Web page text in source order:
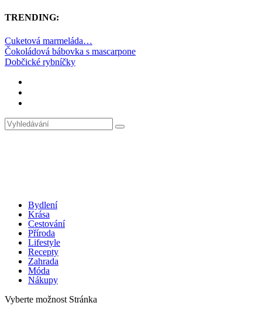
TRENDING:
Cuketová marmeláda…
Čokoládová bábovka s mascarpone
Dobčické rybníčky
Bydlení
Krása
Cestování
Příroda
Lifestyle
Recepty
Zahrada
Móda
Nákupy
Vyberte možnost Stránka